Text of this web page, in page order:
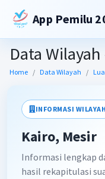
App Pemilu
Data
Home Data Wilayah
INFORMASI WILAYAH
Kairo, Mesir
Informasi lengkap
hasil rekapitulasi